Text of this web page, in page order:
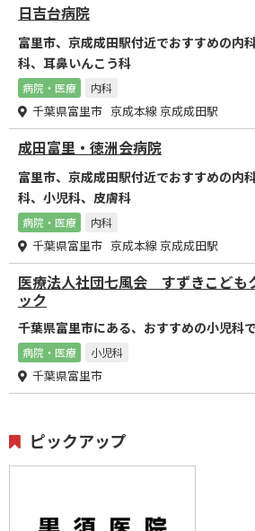
日吉台病院
富里市、京成成田駅付近でおすすめの内
科、耳鼻いんこう科
病院・医療 内科
千葉県富里市 京成本線 京成成田駅
成田富里・徳洲会病院
富里市、京成成田駅付近でおすすめの内
科、小児科、皮膚科
病院・医療 内科
千葉県富里市 京成本線 京成成田駅
医療法人社団七風会 すずきこども
ック
千葉県富里市にある、おすすめの小児科
病院・医療 小児科
千葉県富里市
ピックアップ